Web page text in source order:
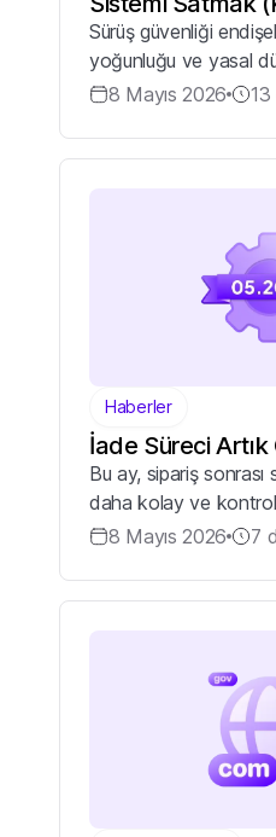
Rehber)
Sürüş güvenliği
yoğunluğu ve yasal
kamera (dash cam)
8 Mayıs 2026 13
Haberler
İade Süreci
Bu ay, sipariş sonrası
daha kolay ve
sağlayan güçlü bir
8 Mayıs 2026 7